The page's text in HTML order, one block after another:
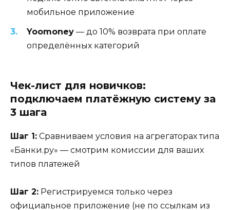
мобильное приложение
Yoomoney — до 10% возврата при оплате
определённых категорий
Чек-лист для новичков:
подключаем платёжную систему за
3 шага
Шаг 1: Сравниваем условия на агрегаторах типа
«Банки.ру» — смотрим комиссии для ваших
типов платежей
Шаг 2: Регистрируемся только через
официальное приложение (не по ссылкам из